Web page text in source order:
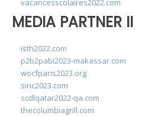
vacancesscolaires2022.com
MEDIA PARTNER II
isth2022.com
p2b2pabi2023-makassar.com
wocfparis2023.org
sinc2023.com
scdlqatar2022-qa.com
thecolumbiagrill.com